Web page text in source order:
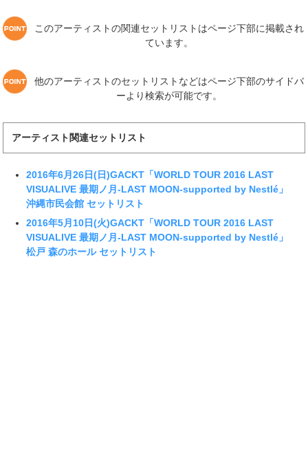
このアーティストの関連セットリストはページ下部に掲載され
ています。
他のアーティストのセットリストなどはページ下部のサイドバ
ーより検索が可能です。
アーティスト関連セットリスト
2016年6月26日(日)GACKT「WORLD TOUR 2016 LAST
VISUALIVE 最期ノ月-LAST MOON-supported by Nestlé」
沖縄市民会館 セットリスト
2016年5月10日(火)GACKT「WORLD TOUR 2016 LAST
VISUALIVE 最期ノ月-LAST MOON-supported by Nestlé」
松戸 森のホール セットリスト